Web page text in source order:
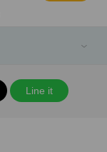
Line it